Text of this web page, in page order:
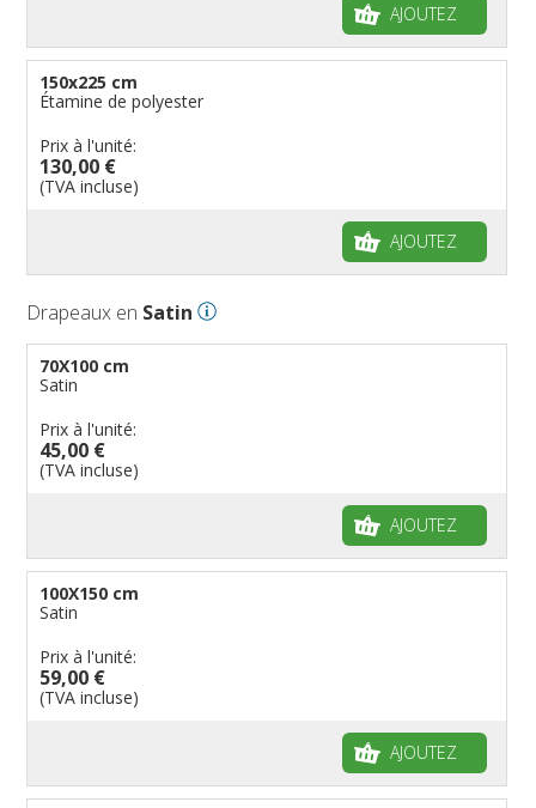
AJOUTEZ
150x225 cm
Étamine de polyester
Prix à l'unité:
130,00 €
(TVA incluse)
AJOUTEZ
Drapeaux en Satin
70X100 cm
Satin
Prix à l'unité:
45,00 €
(TVA incluse)
AJOUTEZ
100X150 cm
Satin
Prix à l'unité:
59,00 €
(TVA incluse)
AJOUTEZ